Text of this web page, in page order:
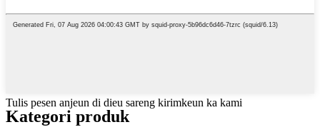
Tulis pesen anjeun di dieu sareng kirimkeun ka kami
Kategori produk